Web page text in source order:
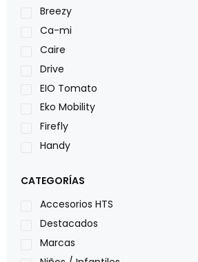
Breezy
Ca-mi
Caire
Drive
EIO Tomato
Eko Mobility
Firefly
Handy
Leggero
Lumex
Medical Store
Nidek
CATEGORÍAS
Accesorios HTS
Destacados
Marcas